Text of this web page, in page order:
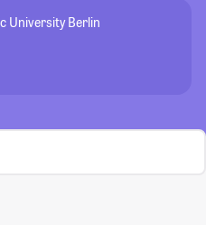
University Berlin